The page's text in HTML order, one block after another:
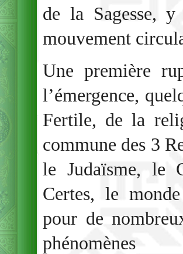
de la Sagesse,
mouvement
Une première
l’émergence,
Fertile, de la
commune des 3
le Judaïsme, le
Certes, le
pour de